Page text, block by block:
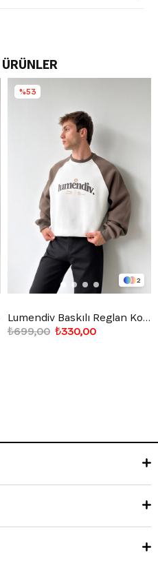
2
Lumendiv Baskılı Reglan Kol Sweatshirt
₺330,00
₺699,00
%53